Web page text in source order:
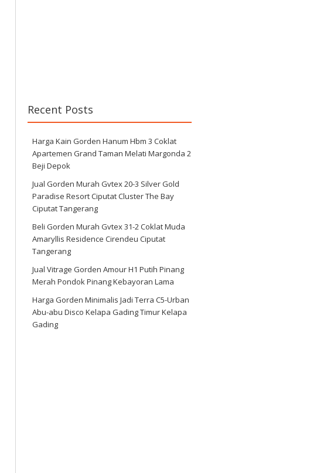
Recent Posts
Harga Kain Gorden Hanum Hbm 3 Coklat
Apartemen Grand Taman Melati Margonda 2
Beji Depok
Jual Gorden Murah Gvtex 20-3 Silver Gold
Paradise Resort Ciputat Cluster The Bay
Ciputat Tangerang
Beli Gorden Murah Gvtex 31-2 Coklat Muda
Amaryllis Residence Cirendeu Ciputat
Tangerang
Jual Vitrage Gorden Amour H1 Putih Pinang
Merah Pondok Pinang Kebayoran Lama
Harga Gorden Minimalis Jadi Terra C5-Urban
Abu-abu Disco Kelapa Gading Timur Kelapa
Gading